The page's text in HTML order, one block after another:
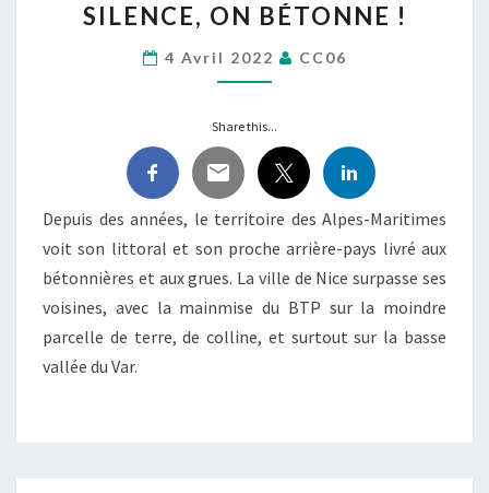
ON
!
SILENCE, ON BÉTONNE !
4 Avril 2022 CC06
Share this...
Depuis des années, le territoire des Alpes-Maritimes
voit son littoral et son proche arrière-pays livré aux
bétonnières et aux grues. La ville de Nice surpasse ses
voisines, avec la mainmise du BTP sur la moindre
parcelle de terre, de colline, et surtout sur la basse
vallée du Var.